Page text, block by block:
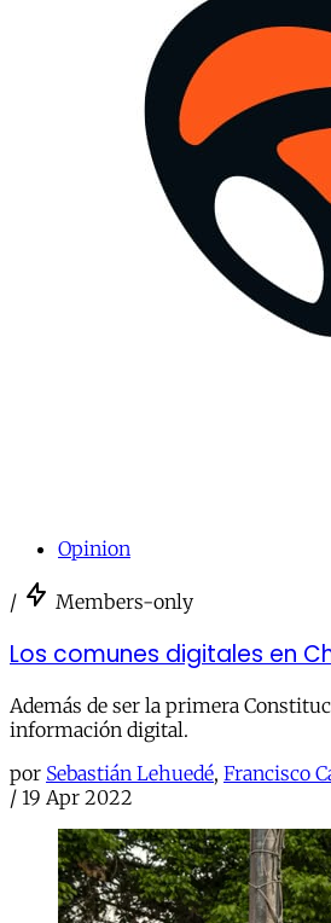
Opinion
/ Members-only
Los comunes digitales en
Además de ser la primera
información digital.
por Sebastián Lehuedé, Francisco
/ 19 Apr 2022